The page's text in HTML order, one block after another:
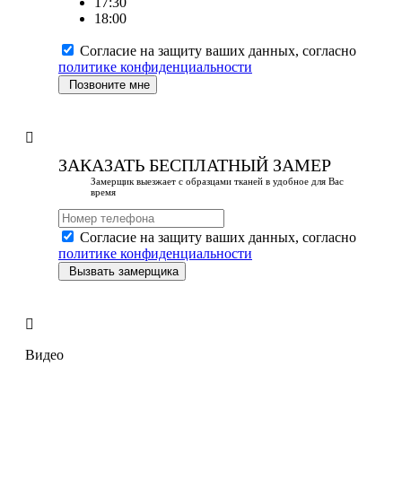
18:00
Согласие на защиту ваших данных, согласно
политике конфиденциальности
Позвоните мне
ЗАКАЗАТЬ БЕСПЛАТНЫЙ ЗАМЕР
Замерщик выезжает с образцами тканей в удобное для Вас
время
Согласие на защиту ваших данных, согласно
политике конфиденциальности
Вызвать замерщика
Видео